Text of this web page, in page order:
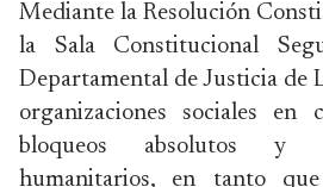
Mediante la Resolución
la Sala Constitucional
Departamental de Justicia de
organizaciones sociales en
bloqueos absolutos y
humanitarios, en tanto